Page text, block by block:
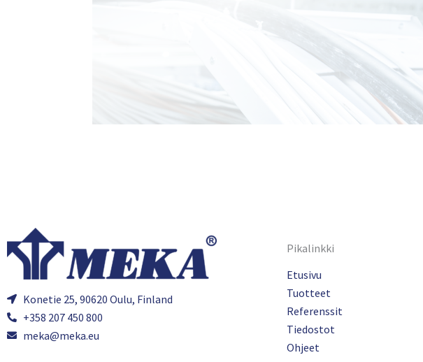
Konetie 25, 90620 Oulu, Finland
+358 207 450 800
meka@meka.eu
Pikalinkki
Etusivu
Tuotteet
Referenssit
Tiedostot
Ohjeet